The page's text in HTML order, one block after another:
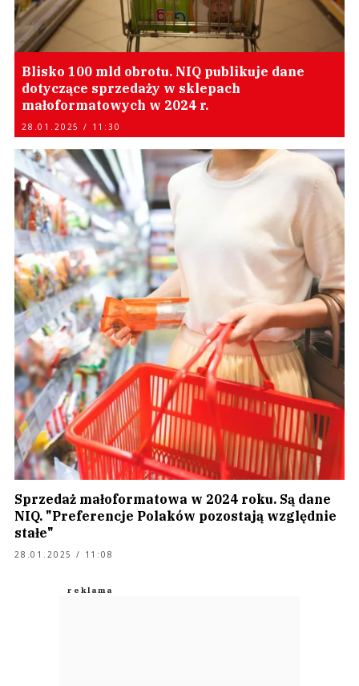
Blisko 100 mld obrotu. NIQ publikuje dane
dotyczące sprzedaży w sklepach
małoformatowych w 2024 r.
28.01.2025 / 11:30
Sprzedaż małoformatowa w 2024 roku. Są dane
NIQ. "Preferencje Polaków pozostają względnie
stałe"
28.01.2025 / 11:08